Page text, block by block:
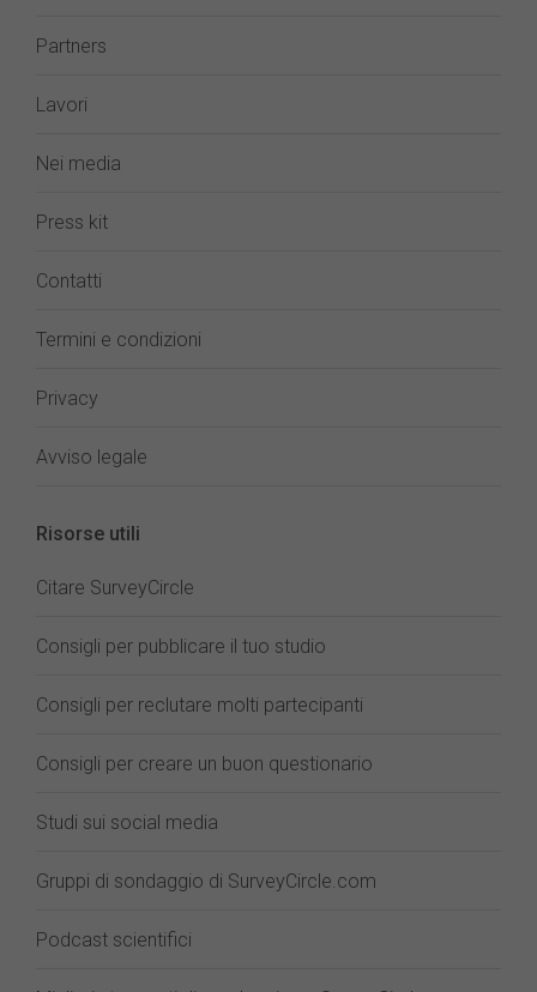
Partners
Lavori
Nei media
Press kit
Contatti
Termini e condizioni
Privacy
Avviso legale
Risorse utili
Citare SurveyCircle
Consigli per pubblicare il tuo studio
Consigli per reclutare molti partecipanti
Consigli per creare un buon questionario
Studi sui social media
Gruppi di sondaggio di SurveyCircle.com
Podcast scientifici